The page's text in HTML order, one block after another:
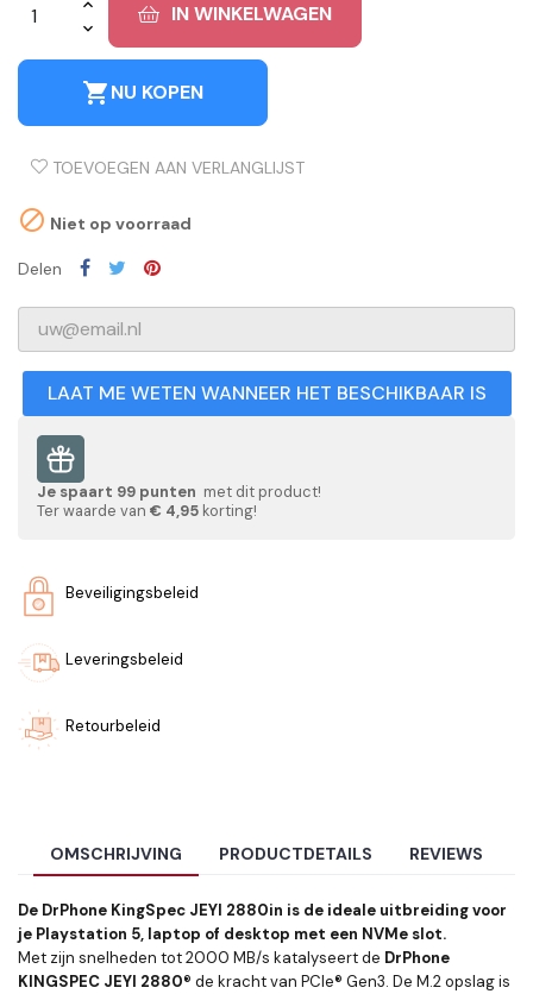
IN WINKELWAGEN
shopping_cartNU KOPEN
TOEVOEGEN AAN VERLANGLIJST
 Niet op voorraad
Delen
LAAT ME WETEN WANNEER HET BESCHIKBAAR IS
Je spaart 99 punten met dit product!
Ter waarde van € 4,95 korting!
Beveiligingsbeleid
Leveringsbeleid
Retourbeleid
OMSCHRIJVING PRODUCTDETAILS REVIEWS
De DrPhone KingSpec JEYI 2880in is de ideale uitbreiding voor
je Playstation 5, laptop of desktop met een NVMe slot.
Met zijn snelheden tot 2000 MB/s katalyseert de DrPhone
KINGSPEC JEYI 2880® de kracht van PCIe® Gen3. De M.2 opslag is